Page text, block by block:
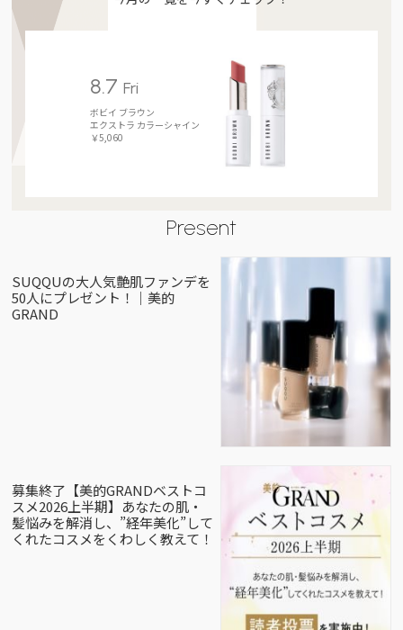
8.7Fri
ボビイ ブラウン
エクストラ カラーシャイン
￥5,060
Present
SUQQUの大人気艶肌ファンデを
50人にプレゼント！｜美的
GRAND
募集終了【美的GRANDベストコ
スメ2026上半期】あなたの肌・
髪悩みを解消し、”経年美化”して
くれたコスメをくわしく教えて！